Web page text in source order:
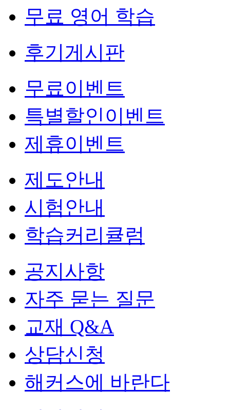
무료 영어 학습
후기게시판
무료이벤트
특별할인이벤트
제휴이벤트
제도안내
시험안내
학습커리큘럼
공지사항
자주 묻는 질문
교재 Q&A
상담신청
해커스에 바란다